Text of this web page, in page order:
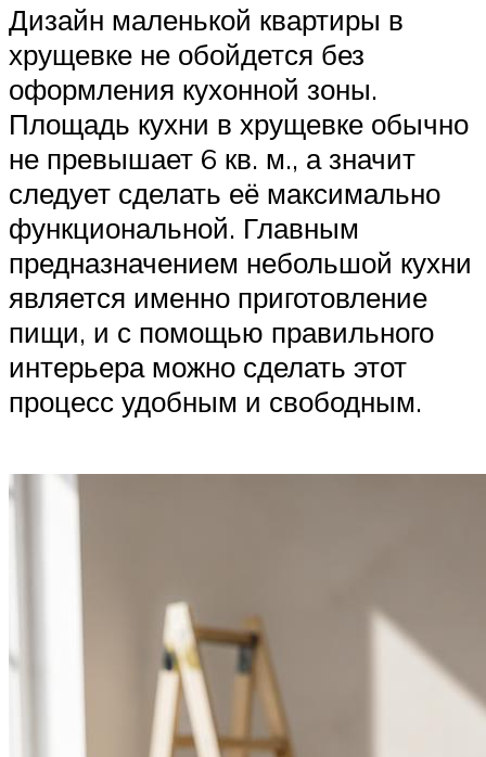
Дизайн маленькой квартиры в
хрущевке не обойдется без
оформления кухонной зоны.
Площадь кухни в хрущевке обычно
не превышает 6 кв. м., а значит
следует сделать её максимально
функциональной. Главным
предназначением небольшой кухни
является именно приготовление
пищи, и с помощью правильного
интерьера можно сделать этот
процесс удобным и свободным.